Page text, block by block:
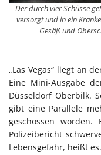
Der durch vier Schüsse
versorgt und in ein
Gesäß und
„Las Vegas“ liegt an
Eine Mini-Ausgabe
Düsseldorf Oberbilk.
gibt eine Parallele
geschossen
Polizeibericht
Lebensgefahr, heißt es.